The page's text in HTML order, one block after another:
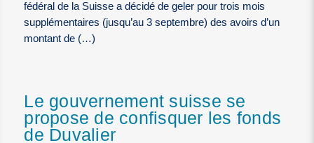
fédéral de la Suisse a décidé de geler pour trois mois
supplémentaires (jusqu’au 3 septembre) des avoirs d’un
montant de (…)
Le gouvernement suisse se
propose de confisquer les fonds
de Duvalier